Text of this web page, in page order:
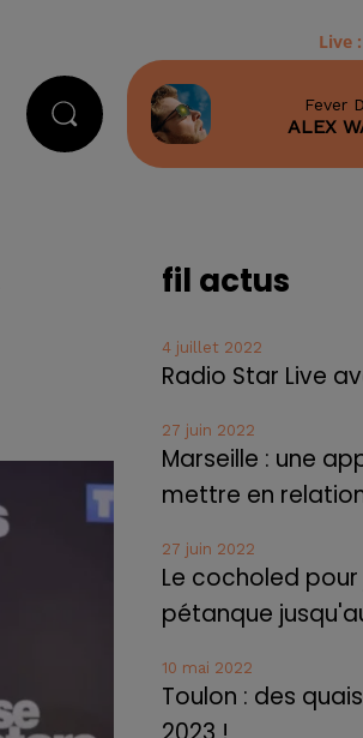
Live
Fever
ALEX
fil actus
4 juillet 2022
Radio Star Live
27 juin 2022
Marseille : une
mettre en
27 juin 2022
Le cocholed
pétanque
10 mai 2022
Toulon : des